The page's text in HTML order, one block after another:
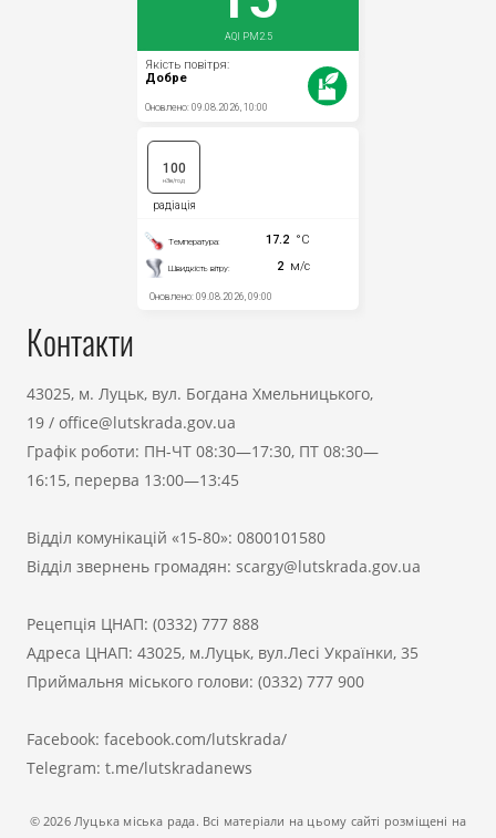
Контакти
43025, м. Луцьк, вул. Богдана Хмельницького,
19 / office@lutskrada.gov.ua
Графік роботи: ПН-ЧТ 08:30—17:30, ПТ 08:30—
16:15, перерва 13:00—13:45
Відділ комунікацій «15-80»: 0800101580
Відділ звернень громадян: scargy@lutskrada.gov.ua
Рецепція ЦНАП: (0332) 777 888
Адреса ЦНАП: 43025, м.Луцьк, вул.Лесі Українки, 35
Приймальня міського голови: (0332) 777 900
Facebook: facebook.com/lutskrada/
Telegram: t.me/lutskradanews
© 2026 Луцька міська рада. Всі матеріали на цьому сайті розміщені на